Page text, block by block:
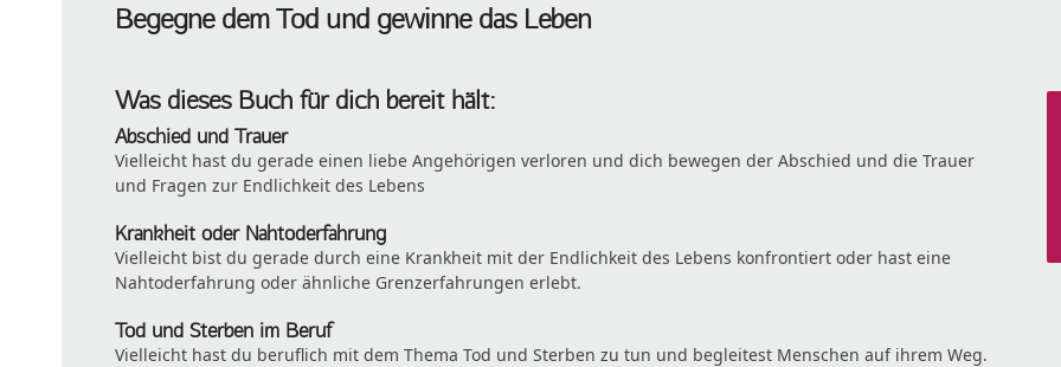
Begegne dem Tod und gewinne das Leben
Was dieses Buch für dich bereit hält:
Abschied und Trauer
Vielleicht hast du gerade einen liebe Angehörigen verloren und dich bewegen der Abschied und die Trauer
und Fragen zur Endlichkeit des Lebens
Krankheit oder Nahtoderfahrung
Vielleicht bist du gerade durch eine Krankheit mit der Endlichkeit des Lebens konfrontiert oder hast eine
Nahtoderfahrung oder ähnliche Grenzerfahrungen erlebt.
Tod und Sterben im Beruf
Vielleicht hast du beruflich mit dem Thema Tod und Sterben zu tun und begleitest Menschen auf ihrem Weg.